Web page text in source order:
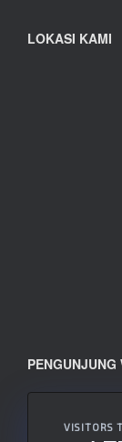
LOKASI KAMI
PENGUNJUNG
VISITORS